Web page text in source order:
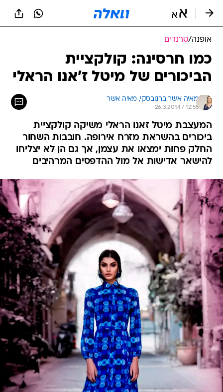
אופנה/טרנדים
כמו חרסינה: קולקציית
הביכורים של מיטל ז'אנו הראלי
מאיה אשר ברנובסקי, מאיה אשר
26.3.2014 / 12:55
המעצבת מיטל זאנו הראלי משיקה קולקציית
ביכורים בהשראת מזרח אירופה. חובבות השחור
החלק פחות ימצאו את עצמן, אך גם הן לא יצליחו
להישאר אדישות אל מול ההדפסים המרהיבים